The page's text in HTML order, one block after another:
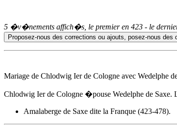
5 �v�nements affich�s, le premier en 423 - le
Mariage de Chlodwig Ier de Cologne avec Wedelphe
Chlodwig Ier de Cologne �pouse Wedelphe de Saxe.
Amalaberge de Saxe dite la Franque (423-478).